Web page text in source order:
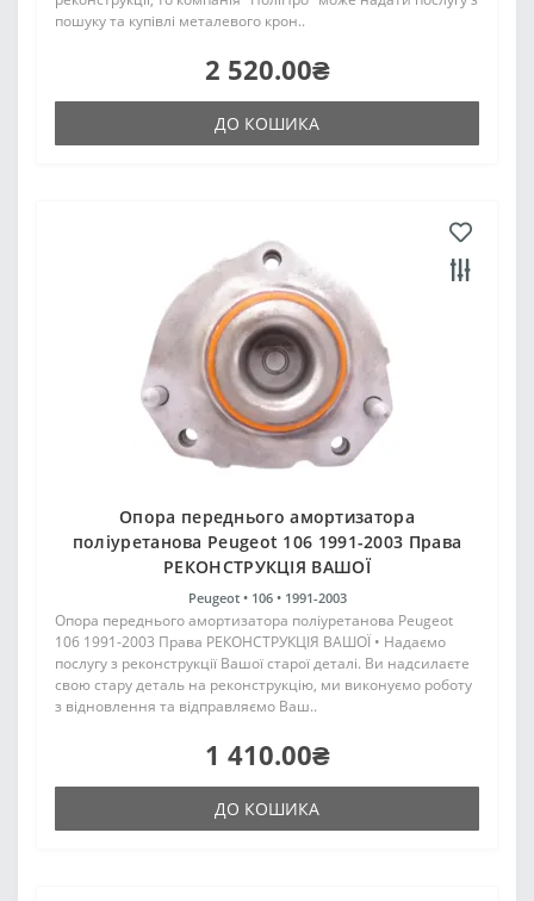
пошуку та купівлі металевого крон..
2 520.00₴
ДО КОШИКА
Опора переднього амортизатора
поліуретанова Peugeot 106 1991-2003 Права
РЕКОНСТРУКЦІЯ ВАШОЇ
Peugeot • 106 • 1991-2003
Опора переднього амортизатора поліуретанова Peugeot
106 1991-2003 Права РЕКОНСТРУКЦІЯ ВАШОЇ • Надаємо
послугу з реконструкції Вашої старої деталі. Ви надсилаєте
свою стару деталь на реконструкцію, ми виконуємо роботу
з відновлення та відправляємо Ваш..
1 410.00₴
ДО КОШИКА